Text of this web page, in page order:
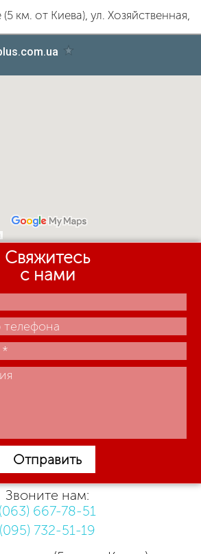
км. от Киева), ул. Хозяйственная,
Свяжитесь
с нами
Отправить
Звоните нам:
(063) 667-78-51
(095) 732-51-19